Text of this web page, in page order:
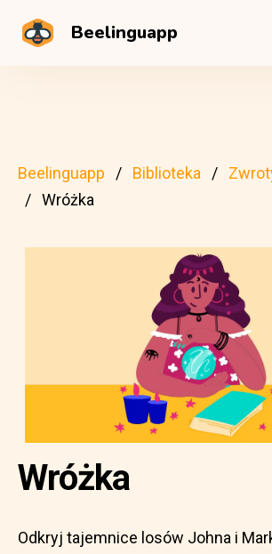
Beelinguapp
Beelinguapp Biblioteka
Wróżka
Wróżka
Odkryj tajemnice losów Johna i